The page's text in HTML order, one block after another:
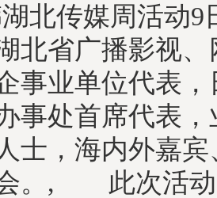
北传媒周活动9
北省广播影视
事业单位代表
事处首席代表
士，海内外嘉
。, 此次活动